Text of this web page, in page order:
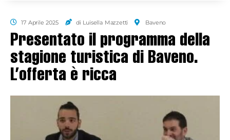
17 Aprile 2025 di Luisella Mazzetti Baveno
Presentato il programma della
stagione turistica di Baveno.
L’offerta è ricca